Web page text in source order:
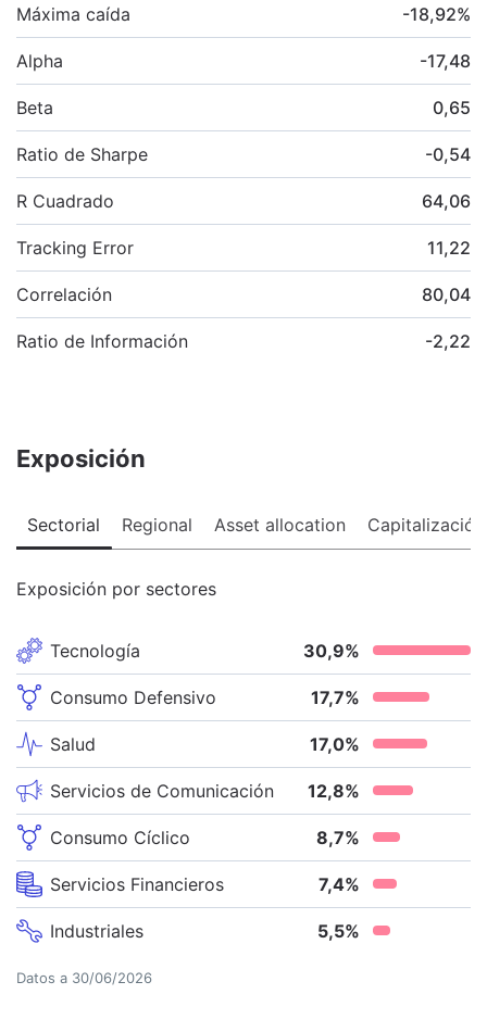
Máxima caída -18,92%
Alpha -17,48
Beta 0,65
Ratio de Sharpe -0,54
R Cuadrado 64,06
Tracking Error 11,22
Correlación 80,04
Ratio de Información -2,22
Exposición
Sectorial Regional Asset allocation Capitalización
Exposición por sectores
Tecnología 30,9%
Consumo Defensivo 17,7%
Salud 17,0%
Servicios de Comunicación 12,8%
Consumo Cíclico 8,7%
Servicios Financieros 7,4%
Industriales 5,5%
Datos a 30/06/2026